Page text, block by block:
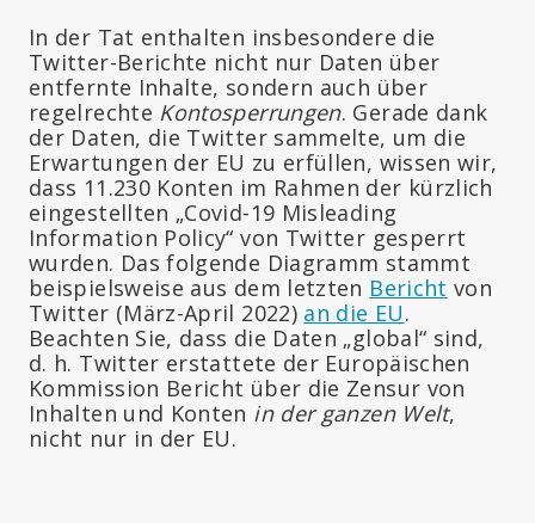
In der Tat enthalten insbesondere die
Twitter-Berichte nicht nur Daten über
entfernte Inhalte, sondern auch über
regelrechte Kontosperrungen. Gerade dank
der Daten, die Twitter sammelte, um die
Erwartungen der EU zu erfüllen, wissen wir,
dass 11.230 Konten im Rahmen der kürzlich
eingestellten „Covid-19 Misleading
Information Policy“ von Twitter gesperrt
wurden. Das folgende Diagramm stammt
beispielsweise aus dem letzten Bericht von
Twitter (März-April 2022) an die EU.
Beachten Sie, dass die Daten „global“ sind,
d. h. Twitter erstattete der Europäischen
Kommission Bericht über die Zensur von
Inhalten und Konten in der ganzen Welt,
nicht nur in der EU.